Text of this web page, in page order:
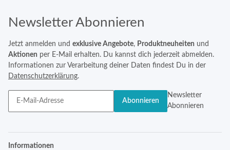
Newsletter Abonnieren
Jetzt anmelden und exklusive Angebote, Produktneuheiten und
Aktionen per E-Mail erhalten. Du kannst dich jederzeit abmelden.
Informationen zur Verarbeitung deiner Daten findest Du in der
Datenschutzerklärung.
Abonnieren
Newsletter
Abonnieren
Informationen